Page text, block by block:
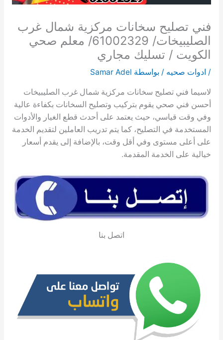
فني تصليح سخانات مركزية شمال غرب
الصليبيخات/ 61002329/ معلم صحي
الكويت / تسليك مجاري
/ ادوات صحيه / بواسطة Samar Adel
لاسيما فني تصليح سخانات مركزية شمال غرب الصليبيخات
أحسن فني صحي يقوم بتركيب وتصليح السخانات بكفاءة عالية
وفي وقت قياسي، حيث يعتمد على أحدث قطع الغيار والأدوات
المستخدمة في التصليح، كما يتم تدريب العاملين لتقديم الخدمة
على أعلى مستوى وفي أقل وقت، بالإضافة إلى يقدم أسعار
خيالية على الخدمة المقدمة.
اتصل بنا